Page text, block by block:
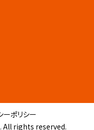
ーポリシー
All rights reserved.